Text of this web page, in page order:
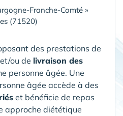
Franche-Comté »
(71520)
des prestations de
et/ou de livraison des
personne âgée. Une
âgée accède à des
et bénéficie de repas
approche diététique